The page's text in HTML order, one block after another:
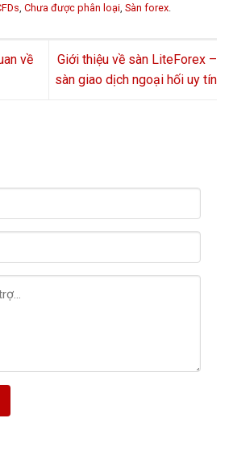
Chưa được phân loại Sàn forex
về
Giới thiệu về sàn LiteForex –
sàn giao dịch ngoại hối uy tín